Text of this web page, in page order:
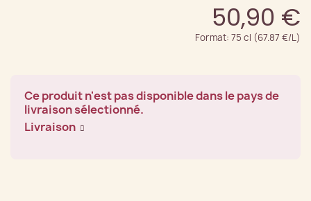
50,90 €
Format: 75 cl (67.87 €/L)
Ce produit n'est pas disponible dans le pays de
livraison sélectionné.
Livraison